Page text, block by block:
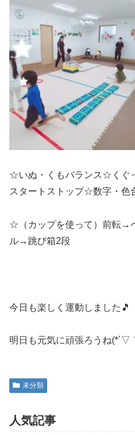
☆いぬ・くもバランス☆くぐ
スタートストップ☆数字・色
☆（カップを使って）前転→
ル→跳び箱2段
今日も楽しく運動しました🎵
明日も元気に頑張ろうね(*´▽
未分類
人気記事